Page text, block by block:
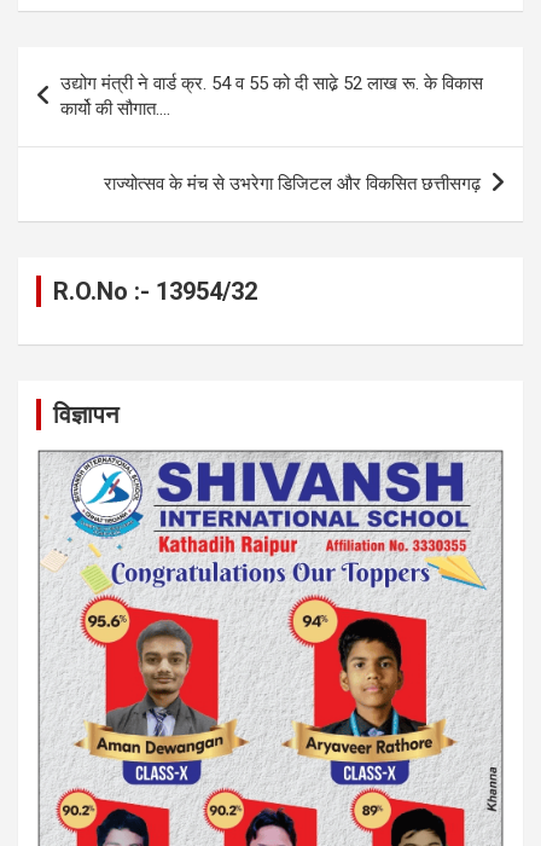
ce
b
o
o
se
n
g
er
at
A
p
p
e
gr
a
m
ail py
n
k
ar
e
navigation
उद्योग मंत्री ने वार्ड क्र. 54 व 55 को दी साढे़ 52 लाख रू. के विकास
कार्यो की सौगात….
राज्योत्सव के मंच से उभरेगा डिजिटल और विकसित छत्तीसगढ़
R.O.No :- 13954/32
विज्ञापन